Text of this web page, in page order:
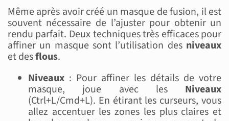
Même après avoir créé un masque de fusion, il est
souvent nécessaire de l’ajuster pour obtenir un
rendu parfait. Deux techniques très efficaces pour
affiner un masque sont l’utilisation des niveaux
et desflous.
Niveaux: Pour affiner les détails de votre
masque, joue avec les Niveaux
(Ctrl+L/Cmd+L). En étirant les curseurs, vous
allez accentuer les zones les plus claires et